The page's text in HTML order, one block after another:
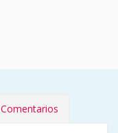
Comentarios